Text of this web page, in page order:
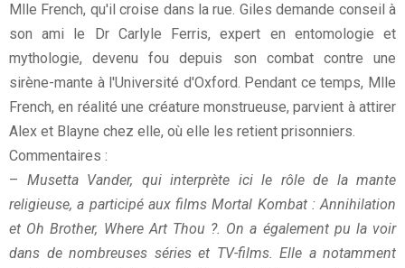
Mlle French, qu'il croise dans la rue. Giles demande conseil à
son ami le Dr Carlyle Ferris, expert en entomologie et
mythologie, devenu fou depuis son combat contre une
sirène-mante à l'Université d'Oxford. Pendant ce temps, Mlle
French, en réalité une créature monstrueuse, parvient à attirer
Alex et Blayne chez elle, où elle les retient prisonniers.
Commentaires :
– Musetta Vander, qui interprète ici le rôle de la mante
religieuse, a participé aux films Mortal Kombat :Annihilation
et Oh Brother, Where Art Thou ?. On a également pu la voir
dans de nombreuses séries et TV-films. Elle a notamment